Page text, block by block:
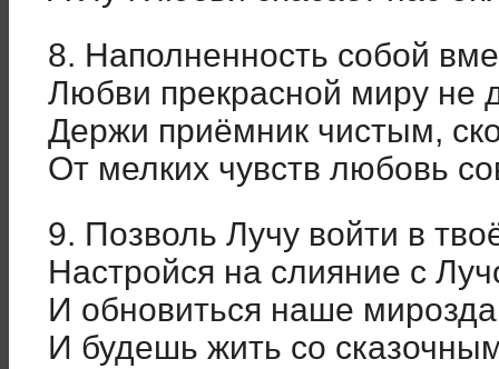
8. Наполненность собой
Любви прекрасной миру не
Держи приёмник чистым,
От мелких чувств любовь
9. Позволь Лучу войти в
Настройся на слияние с
И обновиться наше
И будешь жить со